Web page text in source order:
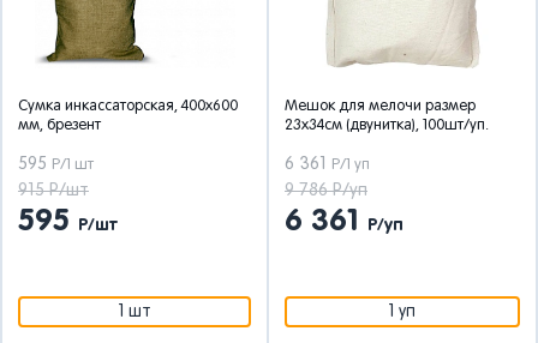
Сумка инкассаторская, 400х600
мм, брезент
595 Р/1 шт
915 Р/шт
595 Р/шт
1 шт
Мешок для мелочи размер
23х34см (двунитка), 100шт/уп.
6 361 Р/1 уп
9 786 Р/уп
6 361 Р/уп
1 уп